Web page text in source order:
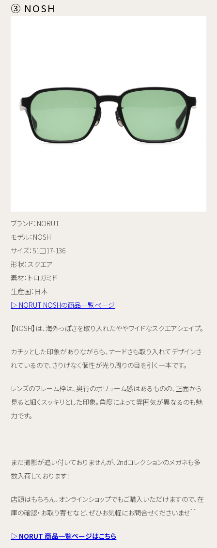
③ NOSH
ブランド：NORUT
モデル：NOSH
サイズ：51□17-136
形状：スクエア
素材：トロガミド
生産国：日本
▷ NORUT NOSHの商品一覧ページ
【NOSH】は、海外っぽさを取り入れたややワイドなスクエアシェイプ。
カチッとした印象がありながらも、ナードさも取り入れてデザインさ
れているので、さりげなく個性が光り周りの目を引く一本です。
レンズのフレーム枠は、奥行のボリューム感はあるものの、正面から
見ると細くスッキリとした印象。角度によって雰囲気が異なるのも魅
力です。
まだ撮影が追い付いておりませんが、2ndコレクションのメガネも多
数入荷しております！
店頭はもちろん、オンラインショップでもご購入いただけますので、在
庫の確認・お取り寄せなど、ぜひお気軽にお問合せくださいませ＾＾
▷ NORUT 商品一覧ページはこちら